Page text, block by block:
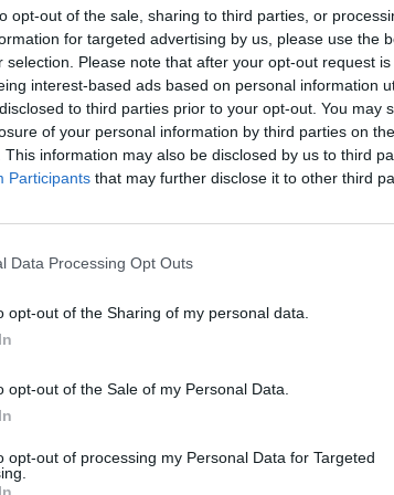
opt-out of the sale, sharing to third parties, or
for targeted advertising by us, please use the
selection. Please note that after your opt-out request
interest-based ads based on personal information
to third parties prior to your opt-out. You may
of your personal information by third parties on
This information may also be disclosed by us to third
Participants that may further disclose it to other third
Data Processing Opt Outs
opt-out of the Sharing of my personal data.
opt-out of the Sale of my Personal Data.
opt-out of processing my Personal Data for Targeted
enumerado las vuestras”, recordó a Montejo,
De hecho, Reyes le echó en cara que con
de colectivos de personas para presionar y
en sus ya acostumbradas intervenciones
de Moya, se dirigió a Montejo para
a una persona pública que falte a su
grupo de personas ataviadas con una camiseta
con leucemia) levantó sus pancartas
Raquel Fajardo, la madre del enfermo también
de su moción sobre el pacto social, el
a lo que los asistentes comenzaron a gritar a
de tensión, la portavoz de Ciudadanos, Salud
joven con leucemia. Entonces Fajardo se levantó
para expresar su desesperación. “Muchos de
situación?”, exacerbó, entre lágrimas, mientras
ánimos no decayeron. De hecho, los reproches